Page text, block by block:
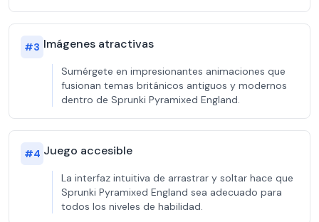
#3 Imágenes atractivas
Sumérgete en impresionantes animaciones que
fusionan temas británicos antiguos y modernos
dentro de Sprunki Pyramixed England.
#4 Juego accesible
La interfaz intuitiva de arrastrar y soltar hace que
Sprunki Pyramixed England sea adecuado para
todos los niveles de habilidad.